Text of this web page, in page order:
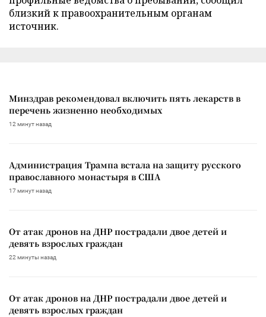
близкий к правоохранительным органам
источник.
Минздрав рекомендовал включить пять лекарств в
перечень жизненно необходимых
12 минут назад
Администрация Трампа встала на защиту русского
православного монастыря в США
17 минут назад
От атак дронов на ДНР пострадали двое детей и
девять взрослых граждан
22 минуты назад
От атак дронов на ДНР пострадали двое детей и
девять взрослых граждан